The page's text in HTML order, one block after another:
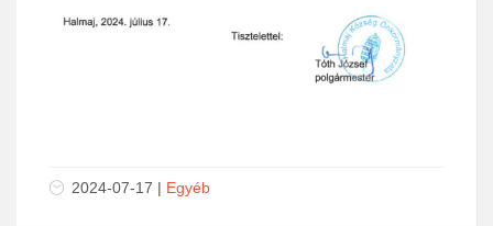
2024-07-17 | Egyéb